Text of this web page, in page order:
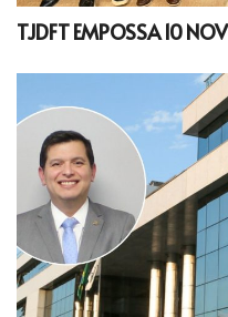
TJDFT EMPOSSA 10